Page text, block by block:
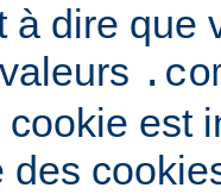
à dire que
est
des